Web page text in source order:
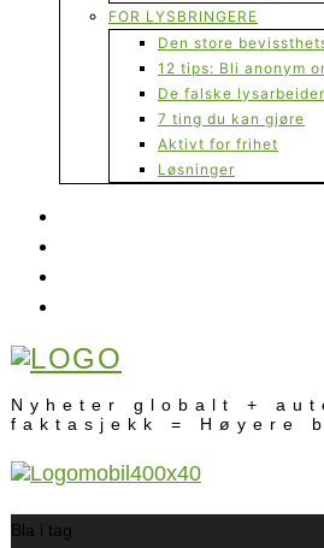
FOR LYSBRINGERE
Den store
12 tips: Bli anonym
De falske
7 ting du kan gjøre
Aktivt for frihet
Løsninger
Nyheter globalt +
faktasjekk = Høyere
Bla i tag